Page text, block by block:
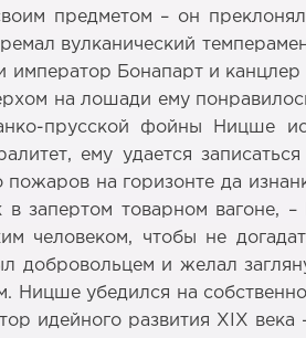
предметом – он
вулканический
Бонапарт и
на лошади ему
прусской фойны Ницше
ему удается
пожаров на горизонте да
запертом товарном вагоне,
человеком, чтобы не
добровольцем и желал
Ницше убедился на
идейного развития XIX века